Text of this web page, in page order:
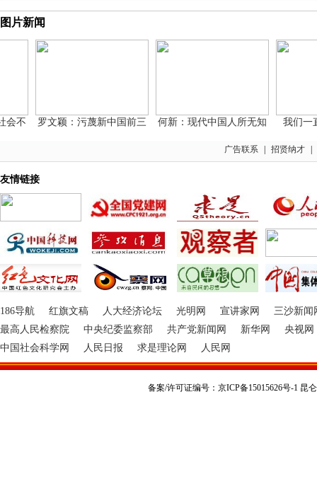
图片新闻
罗文颖：污蔑新中国前三 何新：现代中国人所无知 我们一直
广告联系 招贤纳才
友情链接
186导航 红旗文稿 人大经济论坛 光明网 宣讲家网
三沙新闻
最高人民检察院
中央纪委监察部 共产党新闻网 新华网
央视网
中国社会科学网
人民日报 求是理论网 人民网
备案/许可证编号：京ICP备15015626号-1 昆